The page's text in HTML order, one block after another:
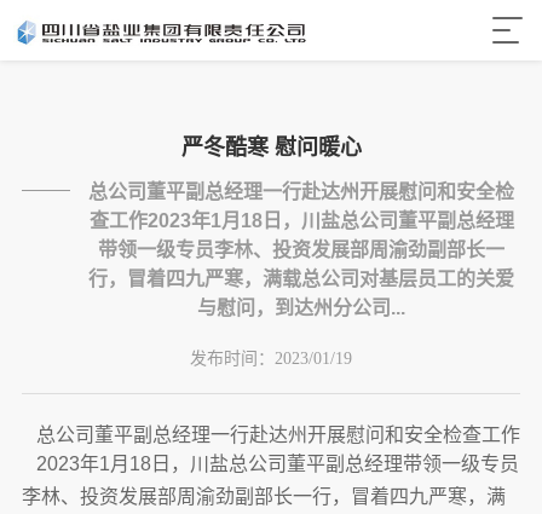
严冬酷寒 慰问暖心
总公司董平副总经理一行赴达州开展慰问和安全检
查工作2023年1月18日，川盐总公司董平副总经理
带领一级专员李林、投资发展部周渝劲副部长一
行，冒着四九严寒，满载总公司对基层员工的关爱
与慰问，到达州分公司...
发布时间： 2023/01/19
总公司董平副总经理一行赴达州开展慰问和安全检查工作
2023年1月18日，川盐总公司董平副总经理带领一级专员
李林、投资发展部周渝劲副部长一行，冒着四九严寒，满